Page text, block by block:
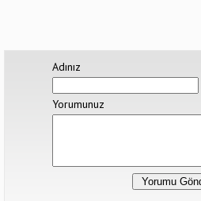
Adınız
Yorumunuz